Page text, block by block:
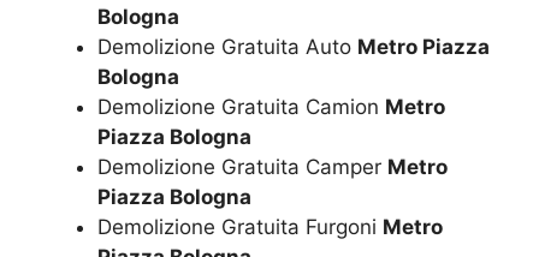
Bologna
Demolizione Gratuita Auto Metro Piazza
Bologna
Demolizione Gratuita Camion Metro
Piazza Bologna
Demolizione Gratuita Camper Metro
Piazza Bologna
Demolizione Gratuita Furgoni Metro